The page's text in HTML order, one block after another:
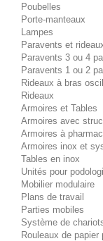
Poubelles
Porte-manteaux
Lampes
Paravents et
Paravents 3 ou 4
Paravents 1 ou 2
Rideaux à bras
Rideaux
Armoires et Tables
Armoires avec
Armoires à
Armoires inox et
Tables en inox
Unités pour
Mobilier modulaire
Plans de travail
Parties mobiles
Système de
Rouleaux de